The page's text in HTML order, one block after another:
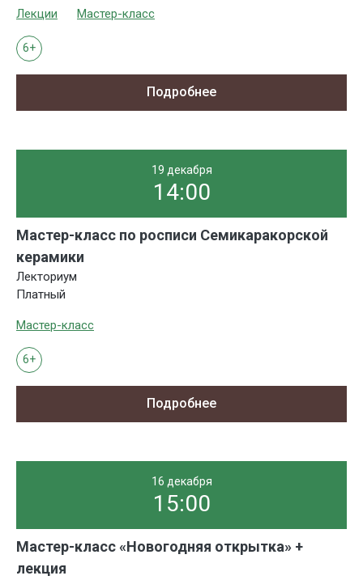
Лекции Мастер-класс
6+
Подробнее
19 декабря
14:00
Мастер-класс по росписи Семикаракорской
керамики
Лекториум
Платный
Мастер-класс
6+
Подробнее
16 декабря
15:00
Мастер-класс «Новогодняя открытка» +
лекция